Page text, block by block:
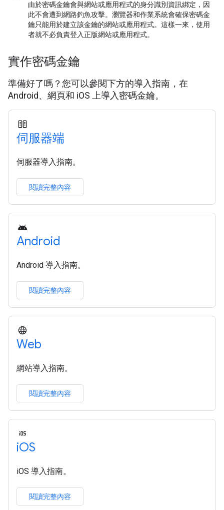
由於密碼金鑰會與網站或應用程式的身分識別資訊綁定，因
此不會遭到網路釣魚攻擊。瀏覽器和作業系統會確保密碼金
鑰只能用於建立該金鑰的網站或應用程式。這樣一來，使用
者就不必負責登入正版網站或應用程式。
實作密碼金鑰
準備好了嗎？您可以參閱下方的導入指南，在
Android、網頁和 iOS 上導入密碼金鑰。
伺服器端
伺服器導入指南。
閱讀完整內容
Android
Android 導入指南。
閱讀完整內容
Web
網站導入指南。
閱讀完整內容
iOS
iOS 導入指南。
閱讀完整內容